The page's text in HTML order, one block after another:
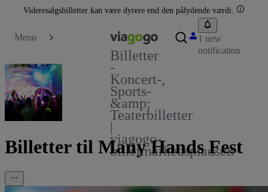
Videresalgsbilletter kan være dyrere end den pålydende værdi.
Menu
Billetter
-
Koncert-,
Sports-
&amp;
Teaterbilletter
|
viagogo-
billetmarkedspladsen
1 new
notification
Billetter til Many Hands Fest